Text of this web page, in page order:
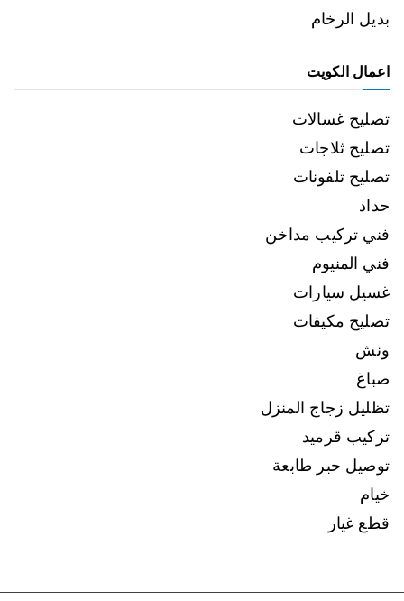
بديل الرخام
اعمال الكويت
تصليح غسالات
تصليح ثلاجات
تصليح تلفونات
حداد
فني تركيب مداخن
فني المنيوم
غسيل سيارات
تصليح مكيفات
ونش
صباغ
تظليل زجاج المنزل
تركيب قرميد
توصيل حبر طابعة
خيام
قطع غيار